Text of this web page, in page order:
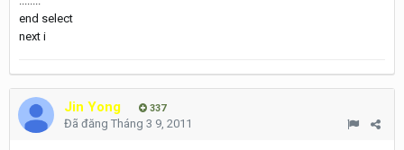
end select
next i
Jin Yong 337
Đã đăng Tháng 3 9, 2011